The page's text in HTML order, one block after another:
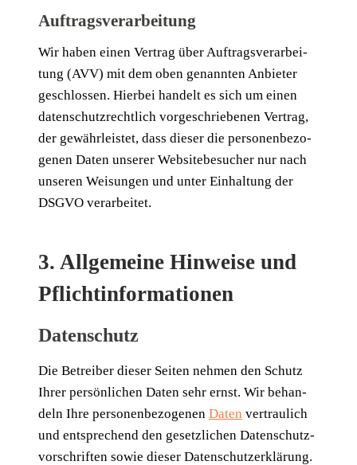
Auftragsverarbeitung
Wir haben einen Ver­trag über Auf­trags­ver­ar­bei­
tung (AVV) mit dem oben genann­ten Anbie­ter
geschlos­sen. Hier­bei han­delt es sich um einen
daten­schutz­recht­lich vor­ge­schrie­be­nen Ver­trag,
der gewähr­leis­tet, dass die­ser die per­so­nen­be­zo­
ge­nen Daten unse­rer Web­site­be­su­cher nur nach
unse­ren Wei­sun­gen und unter Ein­hal­tung der
DSGVO verarbeitet.
3. Allgemeine Hinweise und
Pflichtinformationen
Datenschutz
Die Betrei­ber die­ser Sei­ten neh­men den Schutz
Ihrer per­sön­li­chen Daten sehr ernst. Wir behan­
deln Ihre per­so­nen­be­zo­ge­nen Daten ver­trau­lich
und ent­spre­chend den gesetz­li­chen Daten­schutz­
vor­schrif­ten sowie die­ser Datenschutzerklärung.